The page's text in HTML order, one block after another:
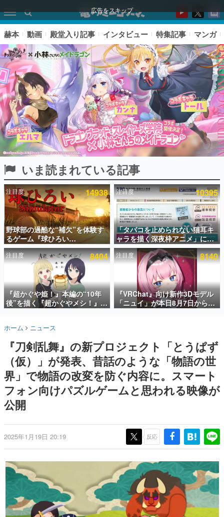
広告をスキップ
ピックアップ
電ファミのいま読まれている記事ランキング
アプリセール情報
インタビュー
連載・特集一覧
殿堂入り記事
SNS拡散数が数千以上！ ページビュー数万以上！ などな
ど。多くの人々に読まれた、電ファミ渾身の“殿堂入り”記
事をまとめました。
名作ゲームクリエイターの方々に製作時のエピソードをお
きます。
赫本
この物語を解いてはいけない。『赫本』は、〈試験問題〉
の形をした短編ホラー小説集です。
ゲーム世代の作家たち
ゲームに多大な影響を受けた作家さんに取材し、ゲームが
日本モバイルゲーム産業史
日本のモバイルゲーム史における主要なトピック・タイト
ルを網羅するほか、開発者へのインタビューや識者による
解説を掲載。約20年の歴史が一望できる決定版！
赫本 動画 殿堂入り記事 インタビュー 特集記事 マンガ
いま読まれている記事
注目度 14938
野球部の過酷な“補欠”を体験す
るゲーム『球ひろい
Simulator』が「1件」のウィッ
シュリストをもとにチェコ語に
対応しSNSで話題に。『キング
ダム・カム』開発元やチェコの
プロ野球選手から称賛の声
注目度 10395
「タバコを止められない猫耳キ
ャラを描く深夜枠アニメ」に視
聴者の一部から批判意見。違法
薬物の使用と思しき描写も含め
て、BPOが議論を交わす
注目度 8404
『超かぐや姫！』本編の“10年
後”を描く『超かぐやメシ！』
Web連載決定。新たなWebマン
にて特別話が掲載スタート、あ
のお話には…まだ続きがある！
注目度 8140
『VRChat』向け新作3Dモデル
「ニュイ」が本日8月7日から
BOOTHにて発売。瞳に光る星
ホーム ニュース
『刀剣乱舞』の新プロジェクト「とうぱず
（仮）」が発表、昔話のような「物語の世
界」で物語の改変を防ぐ内容に。スマート
フォン向けパズルゲームと思われる映像が
公開
2025年1月19日 20:19 反応